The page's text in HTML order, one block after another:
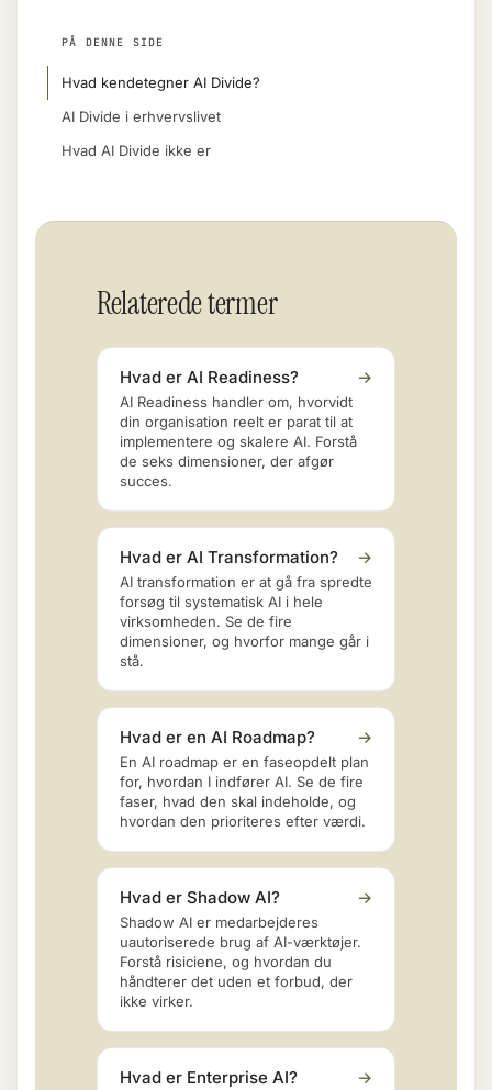
PÅ DENNE SIDE
Hvad kendetegner AI Divide?
AI Divide i erhvervslivet
Hvad AI Divide ikke er
Relaterede termer
Hvad er AI Readiness? →
AI Readiness handler om, hvorvidt
din organisation reelt er parat til at
implementere og skalere AI. Forstå
de seks dimensioner, der afgør
succes.
Hvad er AI Transformation? →
AI transformation er at gå fra spredte
forsøg til systematisk AI i hele
virksomheden. Se de fire
dimensioner, og hvorfor mange går i
stå.
Hvad er en AI Roadmap? →
En AI roadmap er en faseopdelt plan
for, hvordan I indfører AI. Se de fire
faser, hvad den skal indeholde, og
hvordan den prioriteres efter værdi.
Hvad er Shadow AI? →
Shadow AI er medarbejderes
uautoriserede brug af AI-værktøjer.
Forstå risiciene, og hvordan du
håndterer det uden et forbud, der
ikke virker.
Hvad er Enterprise AI? →